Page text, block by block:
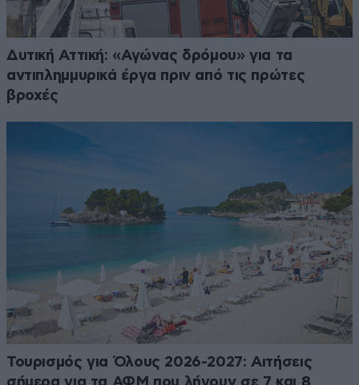
Δυτική Αττική: «Αγώνας δρόμου» για τα
αντιπλημμυρικά έργα πριν από τις πρώτες
βροχές
Τουρισμός για Όλους 2026-2027: Αιτήσεις